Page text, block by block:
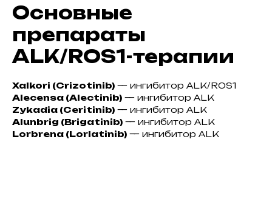
Основные
препараты
ALK/ROS1-терапии
Xalkori (Crizotinib) — ингибитор ALK/ROS1
Alecensa (Alectinib) — ингибитор ALK
Zykadia (Ceritinib) — ингибитор ALK
Alunbrig (Brigatinib) — ингибитор ALK
Lorbrena (Lorlatinib) — ингибитор ALK